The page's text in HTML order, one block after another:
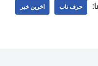
حرف ناب اخرین خبر